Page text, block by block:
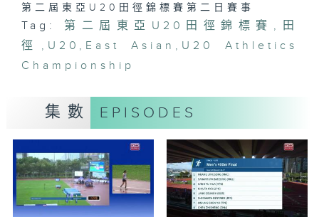
第二屆東亞U20田徑錦標賽第二日賽事
Tag: 第二屆東亞U20田徑錦標賽 ,
田
徑 , U20 , East Asian , U20 Athletics
Championship
集數 EPISODES